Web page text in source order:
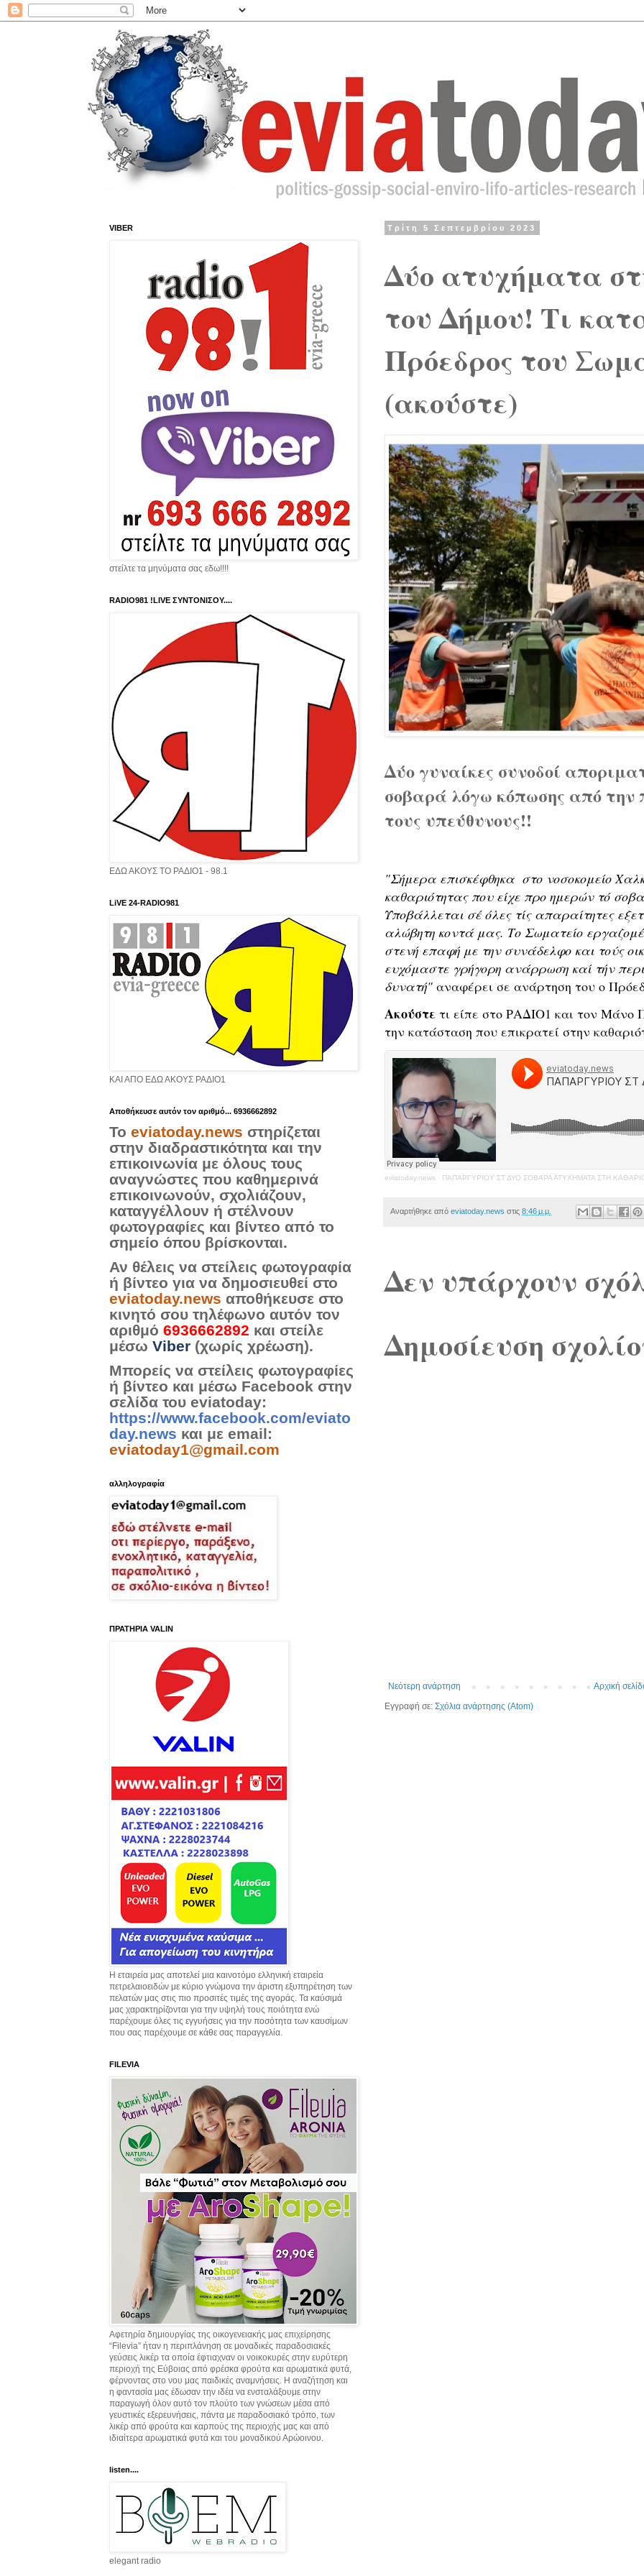
Τρίτη 5 Σεπτεμβρίου 2023
Δύο ατυχήματα
του Δήμου! Τι
Πρόεδρος του
(ακούστε)
Δύο γυναίκες συνοδοί
σοβαρά λόγω κόπωσης από την
τους υπεύθυνους!!
"Σήμερα επισκέφθηκα  στο νοσοκομείο
καθαριότητας που είχε προ ημερών τό
Υποβάλλεται σέ όλες τίς απαραίτητες
αλώβητη κοντά μας. Το Σωματείο
στενή επαφή με την συνάδελφο και τούς
ευχόμαστε γρήγορη ανάρρωση καί τήν
δυνατή" αναφέρει σε ανάρτηση του ο
Ακούστε τι είπε στο ΡΑΔΙΟ1 και τον
την κατάσταση που επικρατεί στην
eviatoday.news · ΠΑΠΑΡΓΥΡΙΟΥ ΣΤ ΔΥΟ ΣΟΒΑΡΑ ΑΤΥΧΗΜΑΤΑ ΣΤΗ
Αναρτήθηκε από eviatoday.news στις 8:46 μ.μ.
Δεν υπάρχουν
Δημοσίευση
Νεότερη ανάρτηση
Αρχική
Εγγραφή σε: Σχόλια ανάρτησης (Atom)
VIBER
στείλτε τα μηνύματα σας εδω!!!!
RADIO981 !LIVE ΣΥΝΤΟΝΙΣΟΥ....
ΕΔΩ ΑΚΟΥΣ ΤΟ ΡΑΔΙΟ1 - 98.1
LiVE 24-RADIO981
ΚΑΙ ΑΠΟ ΕΔΩ ΑΚΟΥΣ ΡΑΔΙΟ1
Aποθήκευσε αυτόν τον αριθμό... 6936662892
Το eviatoday.news στηρίζεται
στην διαδραστικότητα και την
επικοινωνία με όλους τους
αναγνώστες που καθημερινά
επικοινωνούν, σχολιάζουν,
καταγγέλλουν ή στέλνουν
φωτογραφίες και βίντεο από το
σημείο όπου βρίσκονται.
Αν θέλεις να στείλεις φωτογραφία
ή βίντεο για να δημοσιευθεί στο
eviatoday.news αποθήκευσε στο
κινητό σου τηλέφωνο αυτόν τον
αριθμό 6936662892 και στείλε
μέσω Viber (χωρίς χρέωση).
Μπορείς να στείλεις φωτογραφίες
ή βίντεο και μέσω Facebook στην
σελίδα του eviatoday:
https://www.facebook.com/eviato
day.news και με email:
eviatoday1@gmail.com
αλληλογραφία
ΠΡΑΤΗΡΙΑ VALIN
Η εταιρεία μας αποτελεί μια καινοτόμο ελληνική εταιρεία
πετρελαιοειδών με κύριο γνώμονα την άριστη εξυπηρέτηση των
πελατών μας στις πιο προσιτές τιμές της αγοράς. Τα καύσιμά
μας χαρακτηρίζονται για την υψηλή τους ποιότητα ενώ
παρέχουμε όλες τις εγγυήσεις για την ποσότητα των καυσίμων
που σας παρέχουμε σε κάθε σας παραγγελία.
FILEVIA
Αφετηρία δημιουργίας της οικογενειακής μας επιχείρησης
“Filevia” ήταν η περιπλάνηση σε μοναδικές παραδοσιακές
γεύσεις λικέρ τα οποία έφτιαχναν οι νοικοκυρές στην ευρύτερη
περιοχή της Εύβοιας από φρέσκα φρούτα και αρωματικά φυτά,
φέρνοντας στο νου μας παιδικές αναμνήσεις. Η αναζήτηση και
η φαντασία μας έδωσαν την ιδέα να ενσταλάξουμε στην
παραγωγή όλον αυτό τον πλούτο των γνώσεων μέσα από
γευστικές εξερευνήσεις, πάντα με παραδοσιακό τρόπο, των
λικέρ από φρούτα και καρπούς της περιοχής μας και από
ιδιαίτερα αρωματικά φυτά και του μοναδικού Αρώοινου.
listen....
elegant radio